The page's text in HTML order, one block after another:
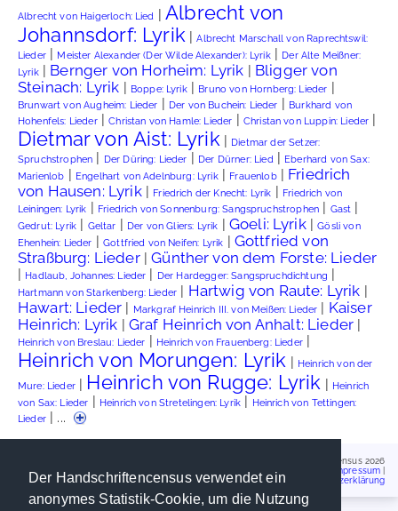
Der Handschriftencensus verwendet ein
anonymes Statistik-Cookie, um die Nutzung
Albrecht von Haigerloch: Lied |Albrecht von
Johannsdorf: Lyrik|Albrecht Marschall von Raprechtswil:
Lieder| Meister Alexander (Der Wilde Alexander): Lyrik| Der Alte Meißner:
Lyrik| Bernger von Horheim: Lyrik | Bligger von
Steinach: Lyrik | Boppe: Lyrik| Bruno von Hornberg: Lieder |
Brunwart von Augheim: Lieder | Der von Buchein: Lieder | Burkhard von
Hohenfels: Lieder|Christan von Hamle: Lieder | Christan von Luppin: Lieder |
Dietmar von Aist: Lyrik| Dietmar der Setzer:
Spruchstrophen | Der Düring: Lieder | Der Dürner: Lied| Eberhard von Sax:
Marienlob | Engelhart von Adelnburg: Lyrik| Frauenlob| Friedrich
von Hausen: Lyrik| Friedrich der Knecht: Lyrik | Friedrich von
Leiningen: Lyrik | Friedrich von Sonnenburg: Sangspruchstrophen | Gast |
Gedrut: Lyrik | Geltar | Der von Gliers: Lyrik | Goeli: Lyrik|Gösli von
Ehenhein: Lieder |Gottfried von Neifen: Lyrik | Gottfried von
Straßburg: Lieder|Günther von dem Forste: Lieder
| Hadlaub, Johannes: Lieder | Der Hardegger: Sangspruchdichtung |
Hartmann von Starkenberg: Lieder | Hartwig von Raute: Lyrik |
Hawart: Lieder | Markgraf Heinrich III. von Meißen: Lieder | Kaiser
Heinrich: Lyrik | Graf Heinrich von Anhalt: Lieder |
Heinrich von Breslau: Lieder | Heinrich von Frauenberg: Lieder|
Heinrich von Morungen: Lyrik | Heinrich von der
Mure: Lieder| Heinrich von Rugge: Lyrik | Heinrich
von Sax: Lieder | Heinrich von Stretelingen: Lyrik | Heinrich von Tettingen:
Lieder| ...
Handschriftencensus 2026
Impressum
Datenschutzerklärung